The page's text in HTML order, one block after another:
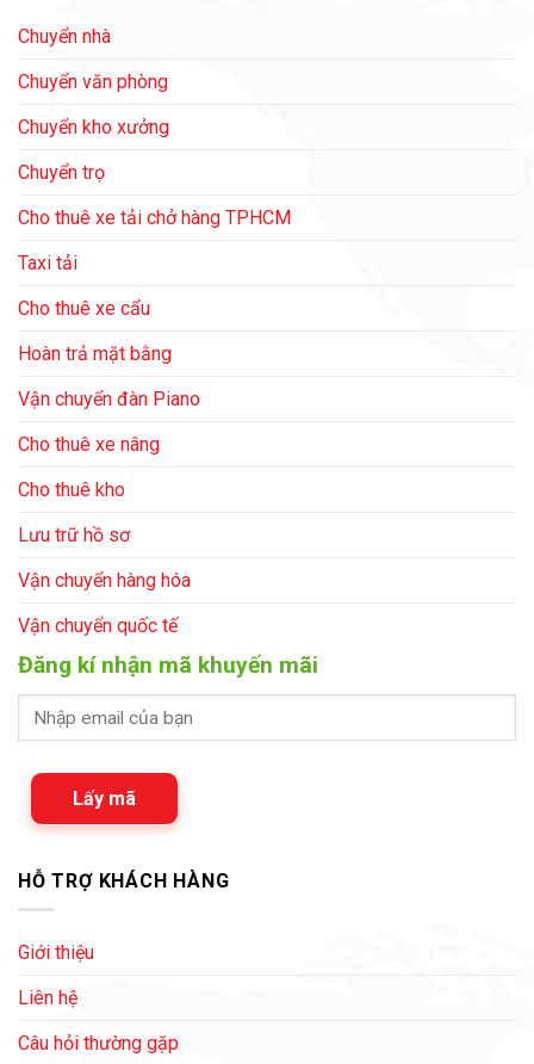
Chuyển nhà
Chuyển văn phòng
Chuyển kho xưởng
Chuyển trọ
Cho thuê xe tải chở hàng TPHCM
Taxi tải
Cho thuê xe cẩu
Hoàn trả mặt bằng
Vận chuyển đàn Piano
Cho thuê xe nâng
Cho thuê kho
Lưu trữ hồ sơ
Vận chuyển hàng hóa
Vận chuyển quốc tế
Đăng kí nhận mã khuyến mãi
Lấy mã
HỖ TRỢ KHÁCH HÀNG
Giới thiệu
Liên hệ
Câu hỏi thường gặp